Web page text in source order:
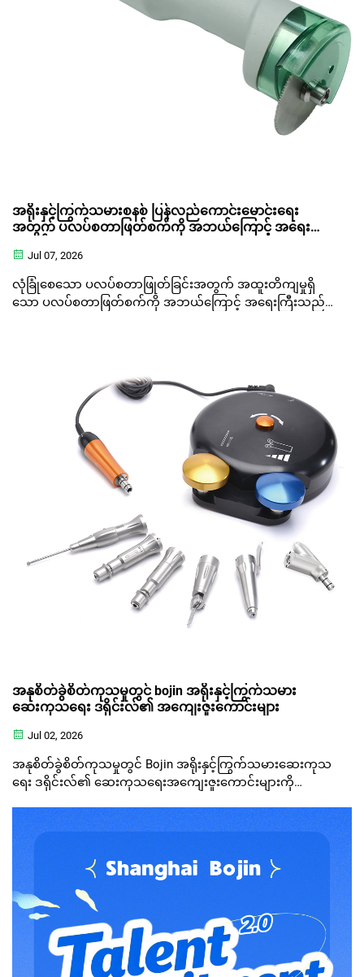
အရိုးနှင့်ကြွက်သမားစနစ် ပြန်လည်ကောင်းမောင်းရေး
အတွက် ပလပ်စတာဖြတ်စက်ကို အဘယ်ကြောင့် အရေးကြီး
Jul 07, 2026
လုံခြုံစေသော ပလပ်စတာဖြုတ်ခြင်းအတွက် အထူးတိကျမှုရှိ
သော ပလပ်စတာဖြတ်စက်ကို အဘယ်ကြောင့် အရေးကြီးသည်
အနုစိတ်ခွဲစိတ်ကုသမှုတွင် bojin အရိုးနှင့်ကြွက်သမား
ဆေးကုသရေး ဒရိုင်းလ်၏ အကျေးဇူးကောင်းများ
Jul 02, 2026
အနုစိတ်ခွဲစိတ်ကုသမှုတွင် Bojin အရိုးနှင့်ကြွက်သမားဆေးကုသ
ရေး ဒရိုင်းလ်၏ ဆေးကုသရေးအကျေးဇူးကောင်းများကို
အသားစများကို မထိခိုက်စေသော ဖြတ်တောက်မှုအတွက် အထူး
ဒီဇိုင်းထုတ်ထားပါသည်။